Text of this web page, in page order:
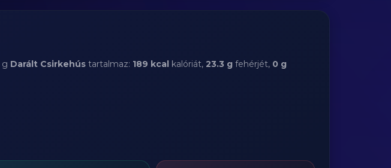
g Darált Csirkehús tartalmaz: 189 kcal kalóriát, 23.3 g fehérjét, 0 g